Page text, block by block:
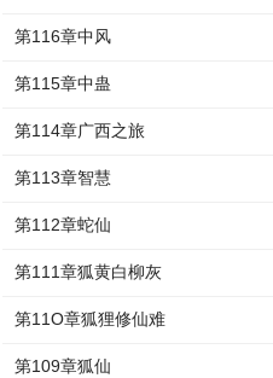
第116章中风
第115章中蛊
第114章广西之旅
第113章智慧
第112章蛇仙
第111章狐黄白柳灰
第11O章狐狸修仙难
第109章狐仙